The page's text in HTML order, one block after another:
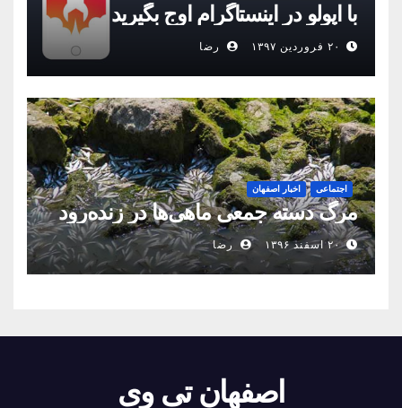
با اپولو در اینستاگرام اوج بگیرید
۲۰ فروردین ۱۳۹۷ رضا
اجتماعی اخبار اصفهان
مرگ دسته جمعی ماهی‌ها در زنده‌رود
۲۰ اسفند ۱۳۹۶ رضا
اصفهان تی وی